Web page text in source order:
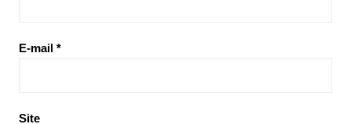
E-mail *
Site